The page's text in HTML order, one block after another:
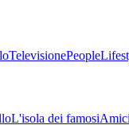
TelevisionePeople
L'isola dei famosiAmici